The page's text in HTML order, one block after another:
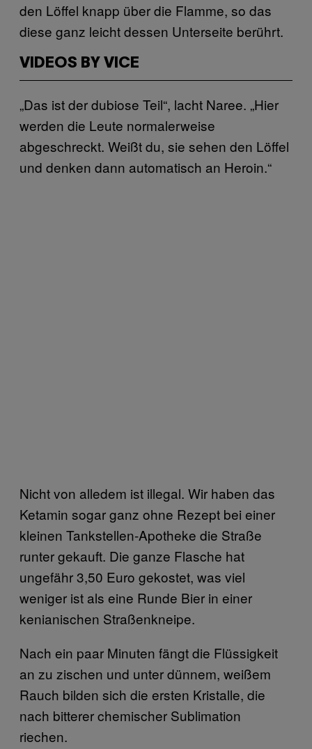
den Löffel knapp über die Flamme, so das
diese ganz leicht dessen Unterseite berührt.
VIDEOS BY VICE
„Das ist der dubiose Teil“, lacht Naree. „Hier
werden die Leute normalerweise
abgeschreckt. Weißt du, sie sehen den Löffel
und denken dann automatisch an Heroin.“
Nicht von alledem ist illegal. Wir haben das
Ketamin sogar ganz ohne Rezept bei einer
kleinen Tankstellen-Apotheke die Straße
runter gekauft. Die ganze Flasche hat
ungefähr 3,50 Euro gekostet, was viel
weniger ist als eine Runde Bier in einer
kenianischen Straßenkneipe.
Nach ein paar Minuten fängt die Flüssigkeit
an zu zischen und unter dünnem, weißem
Rauch bilden sich die ersten Kristalle, die
nach bitterer chemischer Sublimation
riechen.